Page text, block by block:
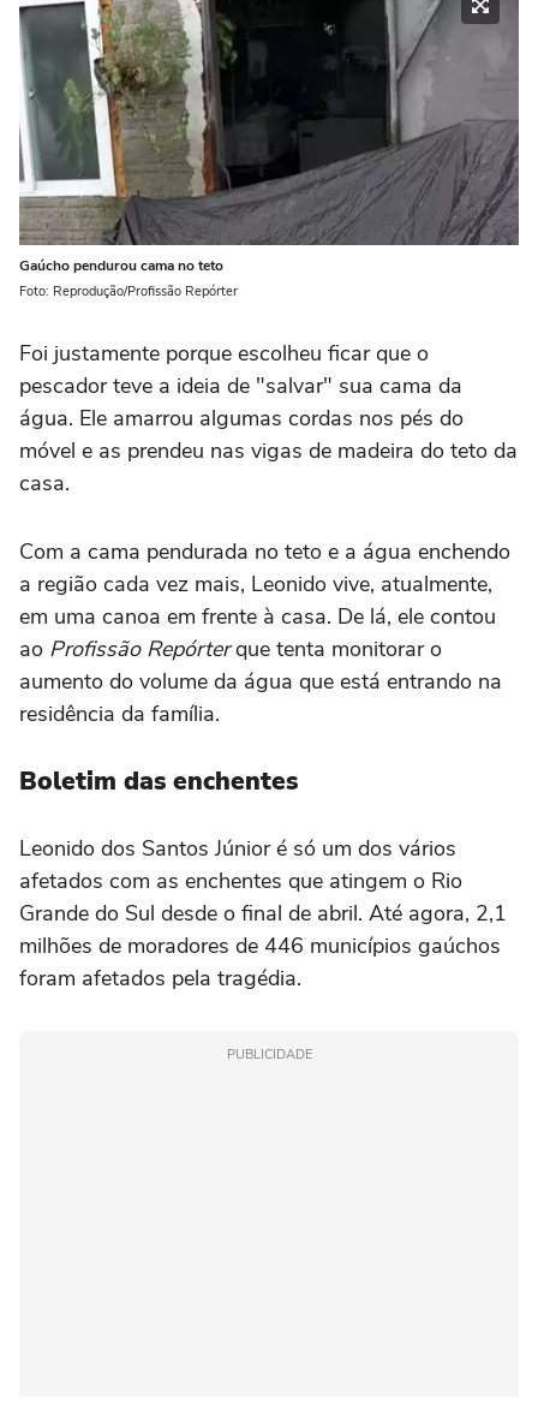
Gaúcho pendurou cama no teto
Foto: Reprodução/Profissão Repórter
Foi justamente porque escolheu ficar que o
pescador teve a ideia de "salvar" sua cama da
água. Ele amarrou algumas cordas nos pés do
móvel e as prendeu nas vigas de madeira do teto da
casa.
Com a cama pendurada no teto e a água enchendo
a região cada vez mais, Leonido vive, atualmente,
em uma canoa em frente à casa. De lá, ele contou
ao Profissão Repórterque tenta monitorar o
aumento do volume da água que está entrando na
residência da família.
Boletim das enchentes
Leonido dos Santos Júnior é só um dos vários
afetados com as enchentes que atingem o Rio
Grande do Sul desde o final de abril. Até agora, 2,1
milhões de moradores de 446 municípios gaúchos
foram afetados pela tragédia.
PUBLICIDADE